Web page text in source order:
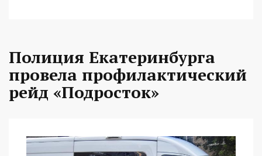
Полиция Екатеринбурга
провела профилактический
рейд «Подросток»